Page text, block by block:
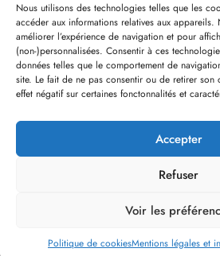
Nous utilisons des technologies telles que les
accéder aux informations relatives aux
améliorer l’expérience de navigation et pour
(non-)personnalisées. Consentir à ces
données telles que le comportement de
site. Le fait de ne pas consentir ou de retirer son
effet négatif sur certaines fonctonnalités et
Accepter
Refuser
Voir les
Politique de cookiesMentions légales et
Go to mobile